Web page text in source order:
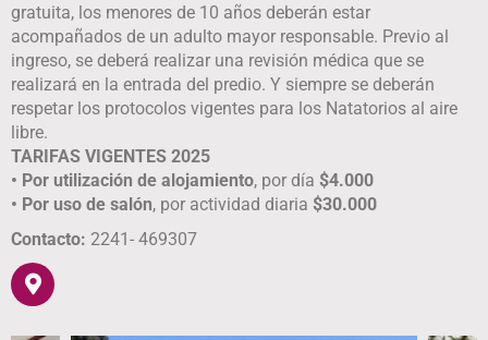
gratuita, los menores de 10 años deberán estar
acompañados de un adulto mayor responsable. Previo al
ingreso, se deberá realizar una revisión médica que se
realizará en la entrada del predio. Y siempre se deberán
respetar los protocolos vigentes para los Natatorios al aire
libre.
TARIFAS VIGENTES 2025
• Por utilización de alojamiento, por día $4.000
• Por uso de salón, por actividad diaria $30.000
Contacto: 2241- 469307